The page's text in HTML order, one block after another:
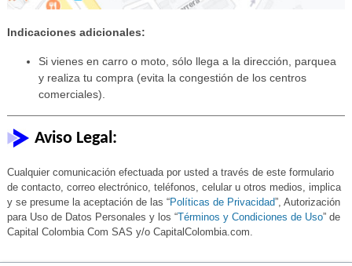
Indicaciones adicionales:
Si vienes en carro o moto, sólo llega a la dirección, parquea
y realiza tu compra (evita la congestión de los centros
comerciales).
Aviso Legal:
Cualquier comunicación efectuada por usted a través de este formulario
de contacto, correo electrónico, teléfonos, celular u otros medios, implica
y se presume la aceptación de las “Políticas de Privacidad”, Autorización
para Uso de Datos Personales y los “Términos y Condiciones de Uso” de
Capital Colombia Com SAS y/o CapitalColombia.com.